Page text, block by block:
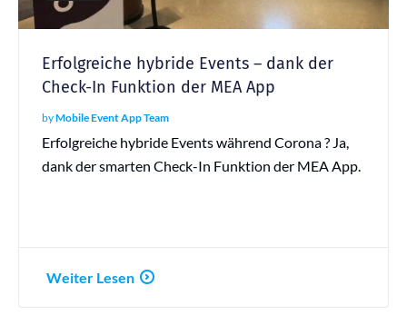
Erfolgreiche hybride Events – dank der
Check-In Funktion der MEA App
byMobile Event App Team
Erfolgreiche hybride Events während Corona ? Ja,
dank der smarten Check-In Funktion der MEA App.
Weiter Lesen